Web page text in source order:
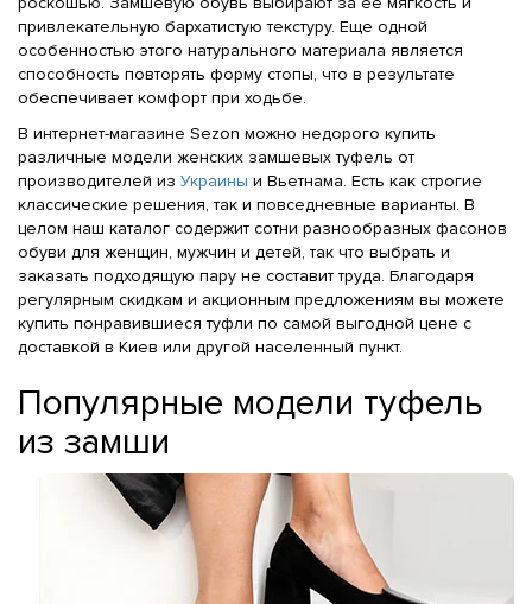
привлекательную бархатистую текстуру. Еще одной
особенностью этого натурального материала является
способность повторять форму стопы, что в результате
обеспечивает комфорт при ходьбе.
В интернет-магазине Sezon можно недорого купить
различные модели женских замшевых туфель от
производителей из Украины и Вьетнама. Есть как строгие
классические решения, так и повседневные варианты. В
целом наш каталог содержит сотни разнообразных фасонов
обуви для женщин, мужчин и детей, так что выбрать и
заказать подходящую пару не составит труда. Благодаря
регулярным скидкам и акционным предложениям вы можете
купить понравившиеся туфли по самой выгодной цене с
доставкой в Киев или другой населенный пункт.
Популярные модели туфель
из замши